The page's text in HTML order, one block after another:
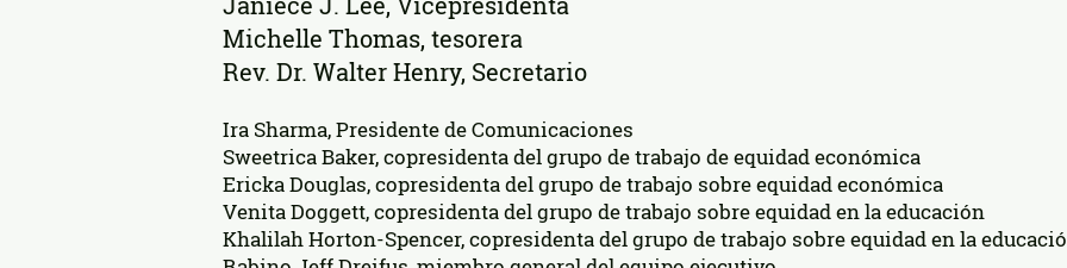
Michelle Thomas, tesorera
Rev. Dr. Walter Henry, Secretario
Ira Sharma, Presidente de Comunicaciones
Sweetrica Baker, copresidenta del grupo de trabajo de equidad económica
Ericka Douglas, copresidenta del grupo de trabajo sobre equidad económica
Venita Doggett, copresidenta del grupo de trabajo sobre equidad en la educación
Khalilah Horton-Spencer, copresidenta del grupo de trabajo sobre equidad en la